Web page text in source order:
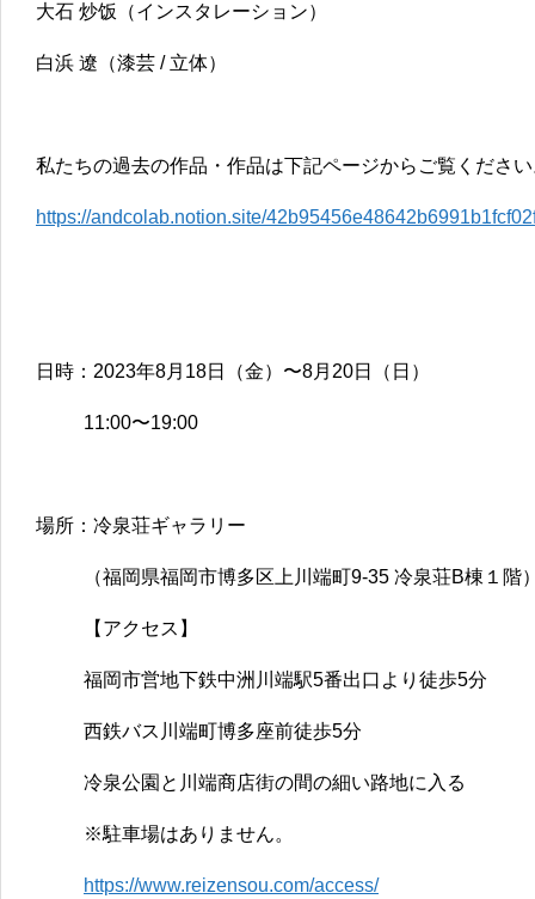
大石 炒饭（インスタレーション）
白浜 遼（漆芸 / 立体）
私たちの過去の作品・作品は下記ページからご覧くださ
https://andcolab.notion.site/
日時：2023年8月18日（金）〜8月20日（日）
11:00〜19:00
場所：冷泉荘ギャラリー
（福岡県福岡市博多区上川端町9-35 冷泉荘B棟１階
【アクセス】
福岡市営地下鉄中洲川端駅5番出口より徒歩5分
西鉄バス川端町博多座前徒歩5分
冷泉公園と川端商店街の間の細い路地に入る
※駐車場はありません。
https://www.reizensou.com/access/